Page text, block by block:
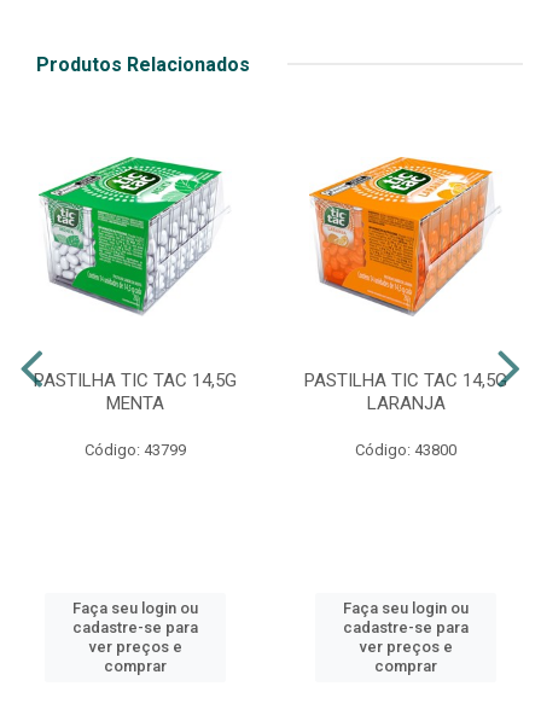
Produtos Relacionados
PASTILHA TIC TAC 14,5G
MENTA
Código: 43799
Faça seu login ou
cadastre-se para
ver preços e
comprar
PASTILHA TIC TAC 14,5G
LARANJA
Código: 43800
Faça seu login ou
cadastre-se para
ver preços e
comprar